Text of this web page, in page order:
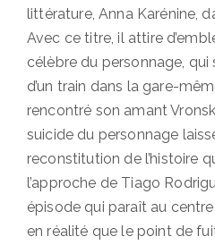
littérature, Anna Karénine,
Avec ce titre, il attire
célèbre du personnage, qui
d’un train dans la gare-
rencontré son amant
suicide du personnage
reconstitution de l’histoire
l’approche de Tiago
épisode qui paraît au centre
en réalité que le point de